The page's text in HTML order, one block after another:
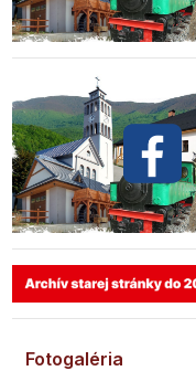
Fotogaléria